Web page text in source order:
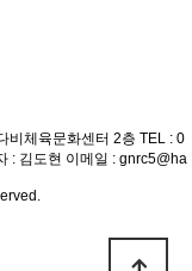
비체육문화센터 2층 TEL : 0
: 김도현 이메일 : gnrc5@ha